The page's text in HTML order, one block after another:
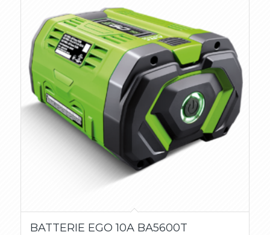
BATTERIE EGO 10A BA5600T